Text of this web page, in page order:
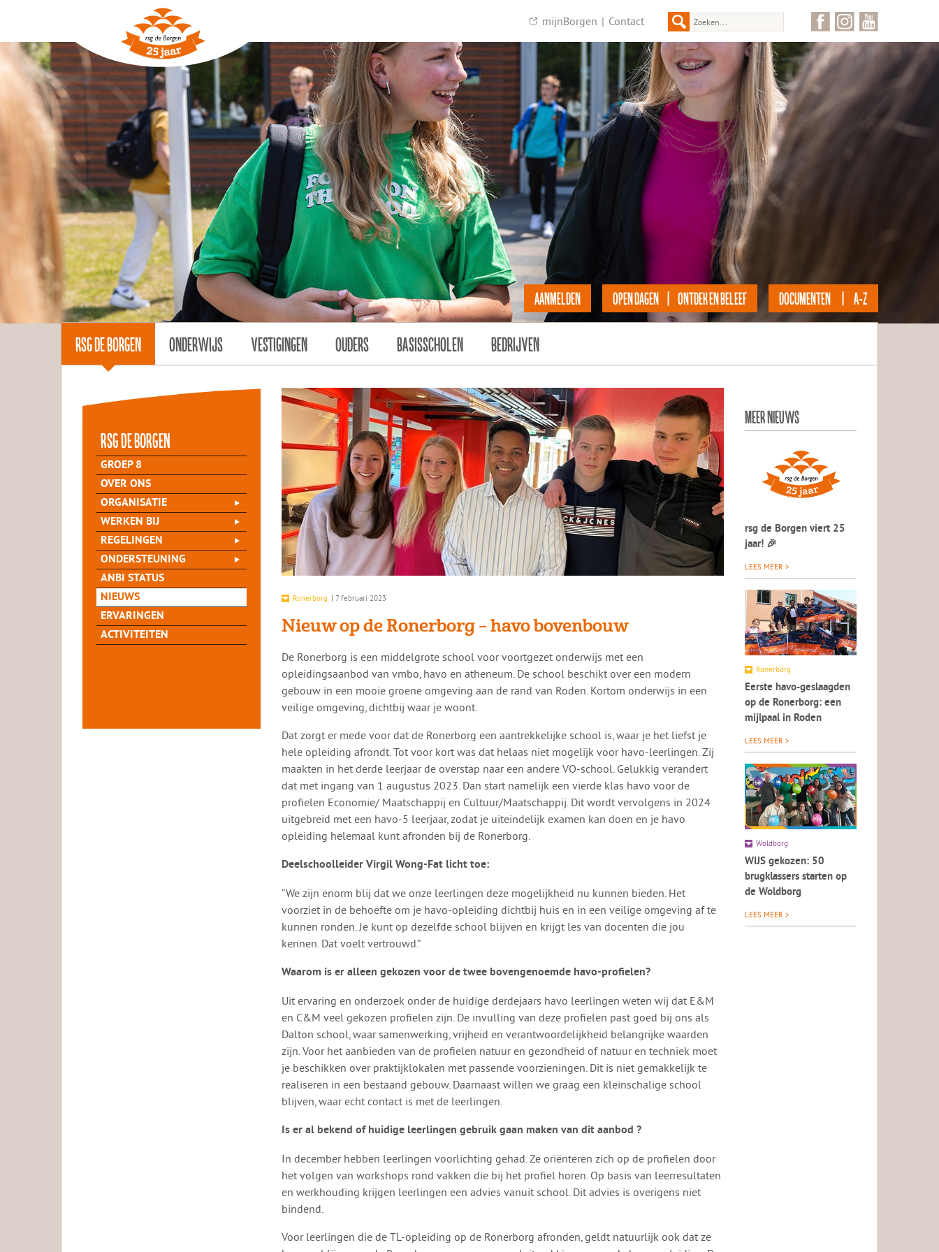
mijnBorgen | Contact
DOCUMENTEN | A-Z
OPEN DAGEN | ONTDEK EN BELEEF
AANMELDEN
RSG DE BORGEN ONDERWIJS VESTIGINGEN OUDERS BASISSCHOLEN BEDRIJVEN
rsg de Borgen
GROEP 8
OVER ONS
ORGANISATIE
WERKEN BIJ
REGELINGEN
ONDERSTEUNING
ANBI STATUS
NIEUWS
ERVARINGEN
ACTIVITEITEN
Ronerborg | 7 februari 2023
Nieuw op de Ronerborg – havo bovenbouw
​​De Ronerborg is een middelgrote school voor voortgezet onderwijs met een
opleidingsaanbod van vmbo, havo en atheneum. De school beschikt over een modern
gebouw in een mooie groene omgeving aan de rand van Roden. Kortom onderwijs in een
veilige omgeving, dichtbij waar je woont.
Dat zorgt er mede voor dat de Ronerborg een aantrekkelijke school is, waar je het liefst je
hele opleiding afrondt. Tot voor kort was dat helaas niet mogelijk voor havo-leerlingen. Zij
maakten in het derde leerjaar de overstap naar een andere VO-school. Gelukkig verandert
dat met ingang van 1 augustus 2023. Dan start namelijk een vierde klas havo voor de
profielen Economie/ Maatschappij en Cultuur/Maatschappij. Dit wordt vervolgens in 2024
uitgebreid met een havo-5 leerjaar, zodat je uiteindelijk examen kan doen en je havo
opleiding helemaal kunt afronden bij de Ronerborg.
Deelschoolleider Virgil Wong-Fat licht toe:
“We zijn enorm blij dat we onze leerlingen deze mogelijkheid nu kunnen bieden. Het
voorziet in de behoefte om je havo-opleiding dichtbij huis en in een veilige omgeving af te
kunnen ronden. Je kunt op dezelfde school blijven en krijgt les van docenten die jou
kennen. Dat voelt vertrouwd.”
Waarom is er alleen gekozen voor de twee bovengenoemde havo-profielen?
Uit ervaring en onderzoek onder de huidige derdejaars havo leerlingen weten wij dat E&M
en C&M veel gekozen profielen zijn. De invulling van deze profielen past goed bij ons als
Dalton school, waar samenwerking, vrijheid en verantwoordelijkheid belangrijke waarden
zijn. Voor het aanbieden van de profielen natuur en gezondheid of natuur en techniek moet
je beschikken over praktijklokalen met passende voorzieningen. Dit is niet gemakkelijk te
realiseren in een bestaand gebouw. Daarnaast willen we graag een kleinschalige school
blijven, waar echt contact is met de leerlingen.
Is er al bekend of huidige leerlingen gebruik gaan maken van dit aanbod ?
In december hebben leerlingen voorlichting gehad. Ze oriënteren zich op de profielen door
het volgen van workshops rond vakken die bij het profiel horen. Op basis van leerresultaten
en werkhouding krijgen leerlingen een advies vanuit school. Dit advies is overigens niet
bindend.
Voor leerlingen die de TL-opleiding op de Ronerborg afronden, geldt natuurlijk ook dat ze
MEER NIEUWS
rsg de Borgen viert 25
jaar! 🎉
LEES MEER >
Ronerborg
Eerste havo-geslaagden
op de Ronerborg: een
mijlpaal in Roden
LEES MEER >
Woldborg
WIJS gekozen: 50
brugklassers starten op
de Woldborg
LEES MEER >